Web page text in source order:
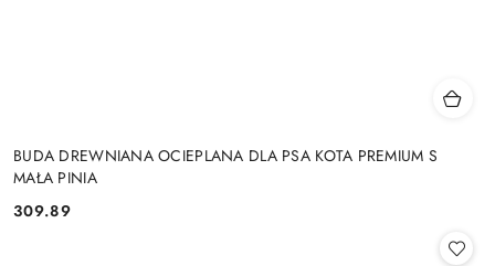
BUDA DREWNIANA OCIEPLANA DLA PSA KOTA PREMIUM S
MAŁA PINIA
Cena:
309.89